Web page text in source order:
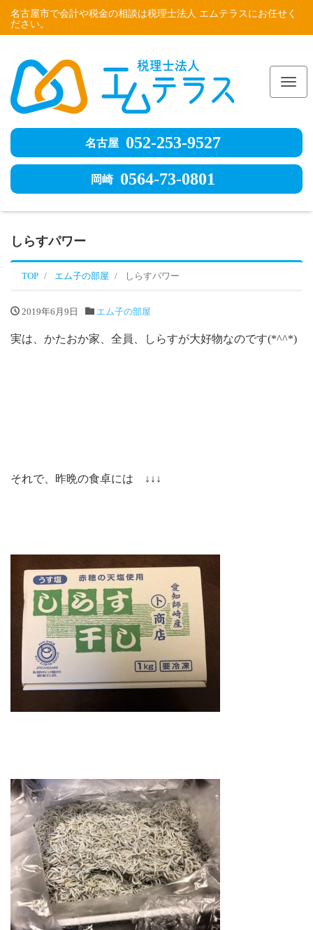
名古屋市で会計や税金の相談は税理士法人 エムテラスにお任せく
ださい。
名古屋 052-253-9527
岡崎 0564-73-0801
しらすパワー
TOP エム子の部屋 しらすパワー
2019年6月9日 エム子の部屋
実は、かたおか家、全員、しらすが大好物なのです(*^^*)
それで、昨晩の食卓には ↓↓↓